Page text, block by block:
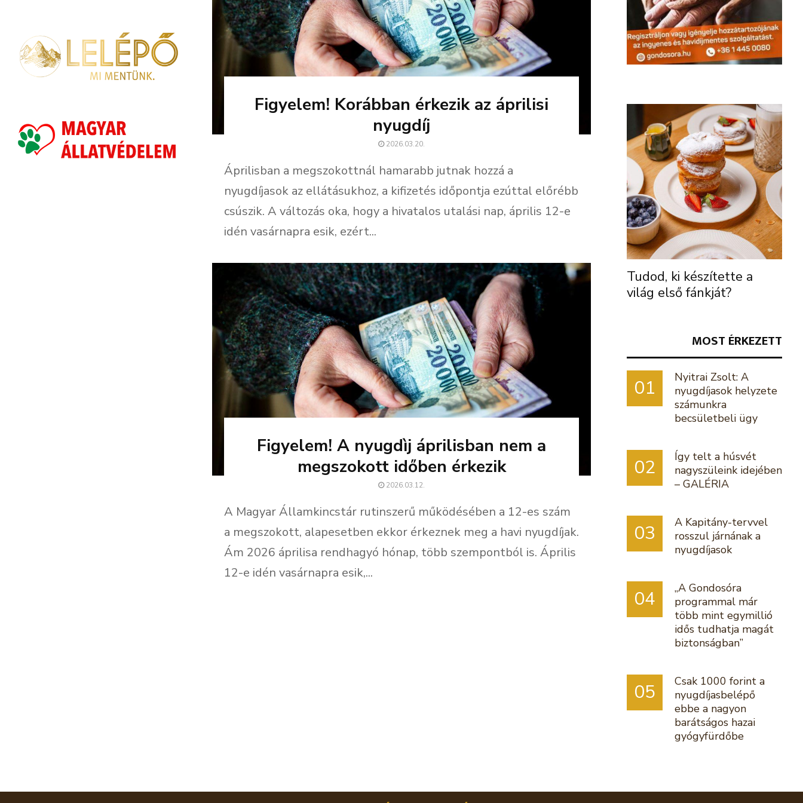
Figyelem! Korábban érkezik az áprilisi
nyugdíj
2026.03.20.
Áprilisban a megszokottnál hamarabb jutnak hozzá a
nyugdíjasok az ellátásukhoz, a kifizetés időpontja ezúttal előrébb
csúszik. A változás oka, hogy a hivatalos utalási nap, április 12-e
idén vasárnapra esik, ezért...
Figyelem! A nyugdìj áprilisban nem a
megszokott időben érkezik
2026.03.12.
A Magyar Államkincstár rutinszerű működésében a 12-es szám
a megszokott, alapesetben ekkor érkeznek meg a havi nyugdíjak.
Ám 2026 áprilisa rendhagyó hónap, több szempontból is. Április
12-e idén vasárnapra esik,...
Tudod, ki készítette a
világ első fánkját?
MOST ÉRKEZETT
01
Nyitrai Zsolt: A
nyugdíjasok helyzete
számunkra
becsületbeli ügy
02
Így telt a húsvét
nagyszüleink idejében
– GALÉRIA
03
A Kapitány-tervvel
rosszul járnának a
nyugdíjasok
04
„A Gondosóra
programmal már
több mint egymillió
idős tudhatja magát
biztonságban”
05
Csak 1000 forint a
nyugdíjasbelépő
ebbe a nagyon
barátságos hazai
gyógyfürdőbe